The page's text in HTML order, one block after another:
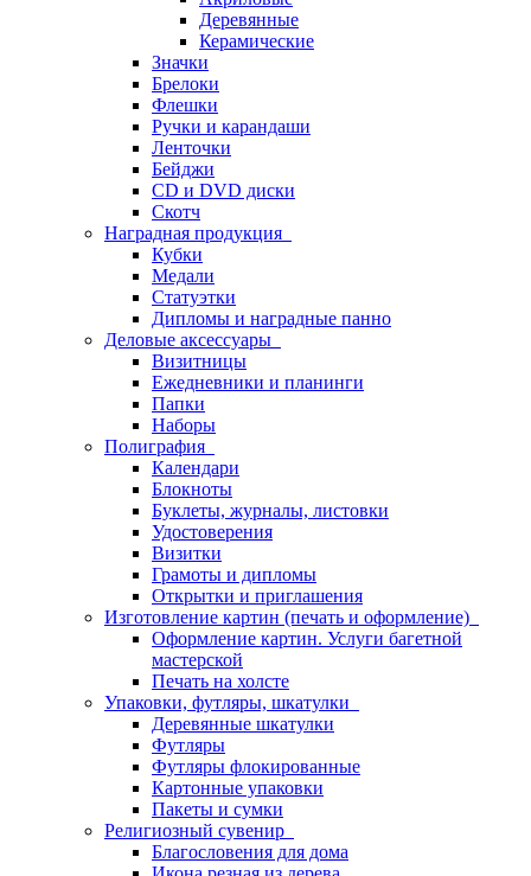
Деревянные
Керамические
Значки
Брелоки
Флешки
Ручки и карандаши
Ленточки
Бейджи
CD и DVD диски
Скотч
Наградная продукция
Кубки
Медали
Статуэтки
Дипломы и наградные панно
Деловые аксессуары
Визитницы
Ежедневники и планинги
Папки
Наборы
Полиграфия
Календари
Блокноты
Буклеты, журналы, листовки
Удостоверения
Визитки
Грамоты и дипломы
Открытки и приглашения
Изготовление картин (печать и оформление)
Оформление картин. Услуги багетной
мастерской
Печать на холсте
Упаковки, футляры, шкатулки
Деревянные шкатулки
Футляры
Футляры флокированные
Картонные упаковки
Пакеты и сумки
Религиозный сувенир
Благословения для дома